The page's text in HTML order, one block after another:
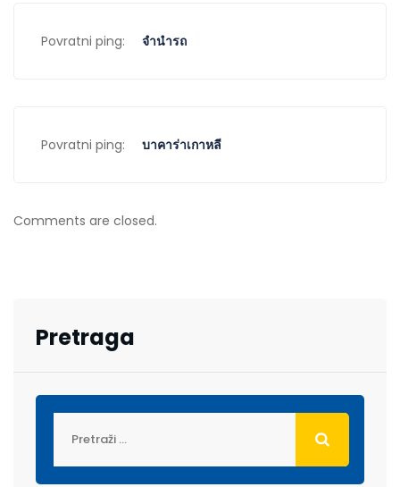
Povratni ping: จำนำรถ
Povratni ping: บาคาร่าเกาหลี
Comments are closed.
Pretraga